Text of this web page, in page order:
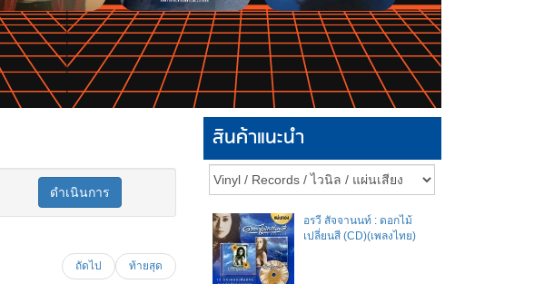
ดำเนินการ
ถัดไป ท้ายสุด
สินค้าแนะนำ
อรวี สัจจานนท์ : ดอกไม้
เปลี่ยนสี (CD)(เพลงไทย)